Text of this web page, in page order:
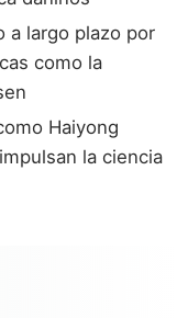
a largo plazo por
como la
Haiyong
la ciencia